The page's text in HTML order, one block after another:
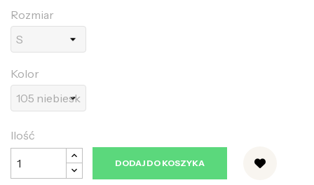
Rozmiar
Kolor
Ilość
DODAJ DO KOSZYKA